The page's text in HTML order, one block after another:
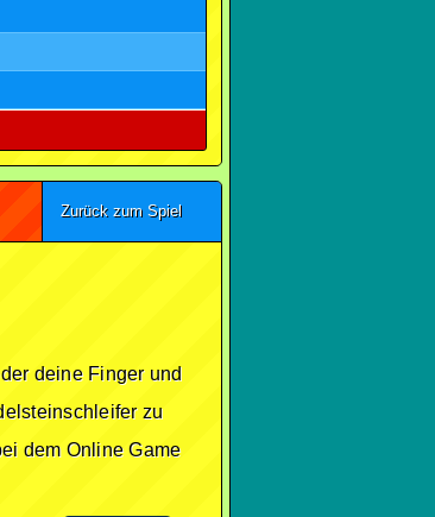
Zurück zum Spiel
deine Finger und
zu
dem Online Game